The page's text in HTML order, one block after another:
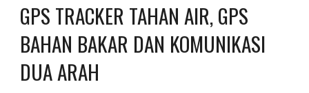
GPS TRACKER TAHAN AIR, GPS
BAHAN BAKAR DAN KOMUNIKASI
DUA ARAH